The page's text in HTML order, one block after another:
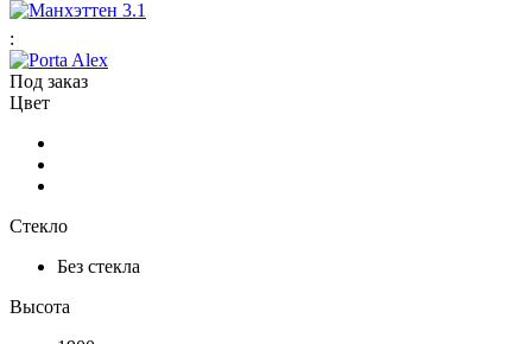
:
Под заказ
Цвет
Стекло
Без стекла
Высота